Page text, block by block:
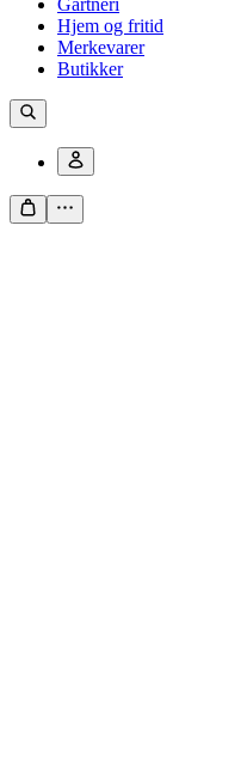
Gartneri
Hjem og fritid
Merkevarer
Butikker